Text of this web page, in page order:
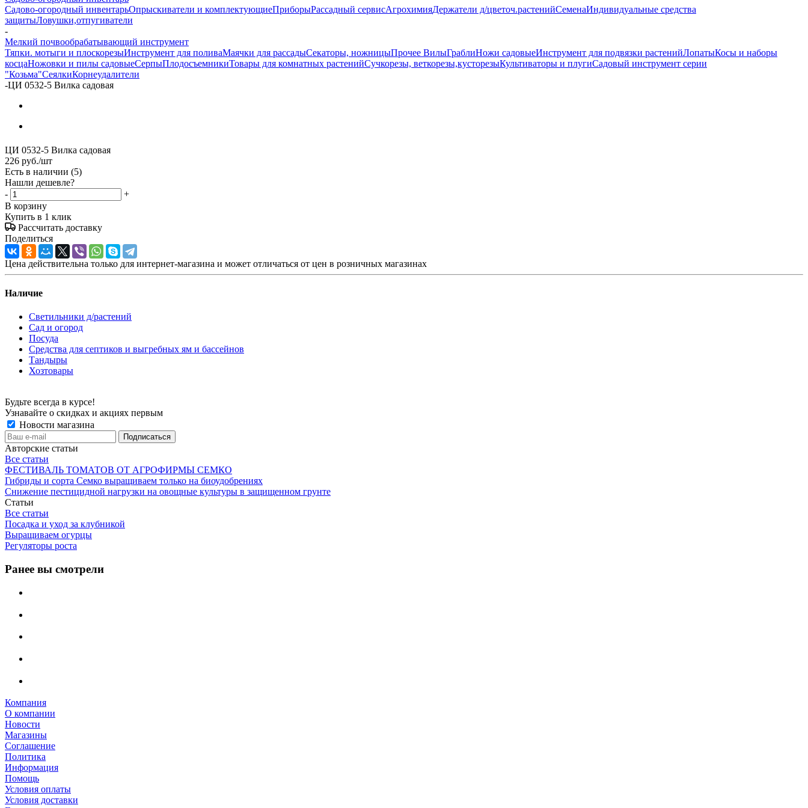
Садово-огородный инвентарьОпрыскиватели и комплектующиеПриборыРассадный сервисАгрохимияДержатели д/цветоч.растенийСеменаИндивидуальные средства
защитыЛовушки,отпугиватели
-
Мелкий почвообрабатывающий инструмент
Тяпки. мотыги и плоскорезыИнструмент для поливаМаячки для рассадыСекаторы, ножницыПрочее ВилыГраблиНожи садовыеИнструмент для подвязки растенийЛопатыКосы и наборы
косцаНожовки и пилы садовыеСерпыПлодосъемникиТовары для комнатных растенийСучкорезы, веткорезы,кусторезыКультиваторы и плугиСадовый инструмент серии
"Козьма"СеялкиКорнеудалители
-ЦИ 0532-5 Вилка садовая
ЦИ 0532-5 Вилка садовая
226 руб./шт
Есть в наличии (5)
Нашли дешевле?
-
+
В корзину
Купить в 1 клик
Рассчитать доставку
Поделиться
Цена действительна только для интернет-магазина и может отличаться от цен в розничных магазинах
Наличие
Светильники д/растений
Сад и огород
Посуда
Средства для септиков и выгребных ям и бассейнов
Тандыры
Хозтовары
Будьте всегда в курсе!
Узнавайте о скидках и акциях первым
Новости магазина
Авторские статьи
Все статьи
ФЕСТИВАЛЬ ТОМАТОВ ОТ АГРОФИРМЫ СЕМКО
Гибриды и сорта Семко выращиваем только на биоудобрениях
Снижение пестицидной нагрузки на овощные культуры в защищенном грунте
Статьи
Все статьи
Посадка и уход за клубникой
Выращиваем огурцы
Регуляторы роста
Ранее вы смотрели
Компания
О компании
Новости
Магазины
Соглашение
Политика
Информация
Помощь
Условия оплаты
Условия доставки